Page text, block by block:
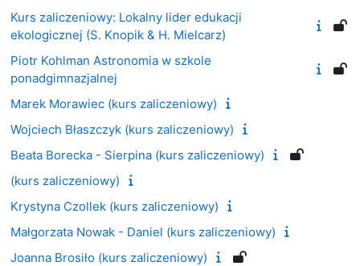
Kurs zaliczeniowy: Lokalny lider edukacji
ekologicznej (S. Knopik & H. Mielcarz)
Piotr Kohlman Astronomia w szkole
ponadgimnazjalnej
Marek Morawiec (kurs zaliczeniowy)
Wojciech Błaszczyk (kurs zaliczeniowy)
Beata Borecka - Sierpina (kurs zaliczeniowy)
(kurs zaliczeniowy)
Krystyna Czollek (kurs zaliczeniowy)
Małgorzata Nowak - Daniel (kurs zaliczeniowy)
Joanna Brosiło (kurs zaliczeniowy)